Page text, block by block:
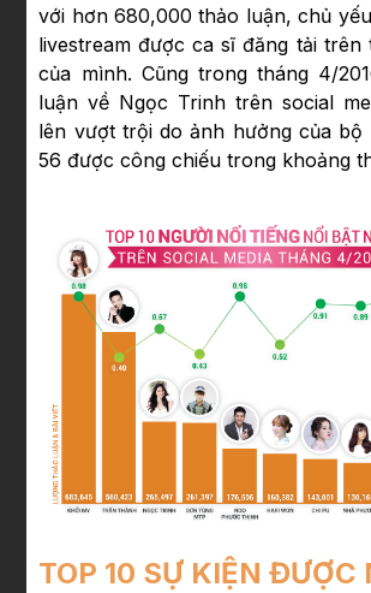
với hơn 680,000 thảo luận, chủ
livestream được ca sĩ đăng tải trên
của mình. Cũng trong tháng 4/
luận về Ngọc Trinh trên social
lên vượt trội do ảnh hưởng của bộ
56 được công chiếu trong khoảng
TOP 10 SỰ KIỆN ĐƯỢC